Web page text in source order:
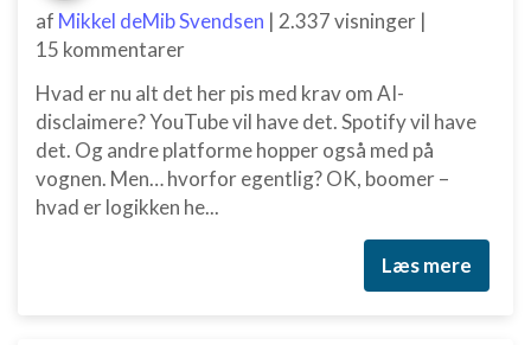
af Mikkel deMib Svendsen | 2.337 visninger |
15 kommentarer
Hvad er nu alt det her pis med krav om AI-
disclaimere? YouTube vil have det. Spotify vil have
det. Og andre platforme hopper også med på
vognen. Men… hvorfor egentlig? OK, boomer –
hvad er logikken he...
Læs mere
Ydeevne
Annoncering / marketing